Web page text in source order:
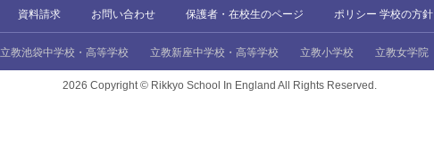
資料請求 お問い合わせ 保護者・在校生のページ ポリシー 学校の方針
立教池袋中学校・高等学校 立教新座中学校・高等学校 立教小学校 立教女学院
2026 Copyright © Rikkyo School In England All Rights Reserved.